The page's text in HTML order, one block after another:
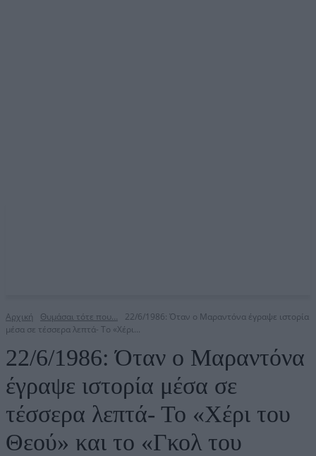
Αρχική Θυμάσαι τότε που…
22/6/1986: Όταν ο Μαραντόνα έγραψε ιστορία
μέσα σε τέσσερα λεπτά- Το «Χέρι...
22/6/1986: Όταν ο Μαραντόνα
έγραψε ιστορία μέσα σε
τέσσερα λεπτά- Το «Χέρι του
Θεού» και το «Γκολ του